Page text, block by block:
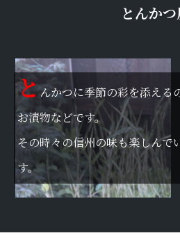
とんか
とんかつに季節の彩を添える
お漬物などです。
その時々の信州の味も楽しんで
す。